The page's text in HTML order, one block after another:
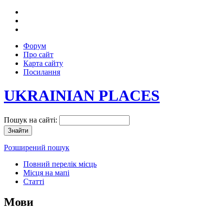
Форум
Про сайт
Карта сайту
Посилання
UKRAINIAN PLACES
Пошук на сайті:
Розширений пошук
Повний перелік місць
Місця на мапі
Статті
Мови